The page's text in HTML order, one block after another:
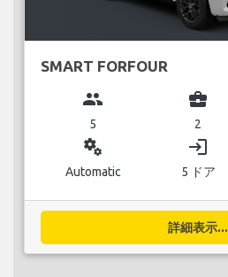
SMART FORFOUR
group
5
business_center
2
miscellaneous_services
Automatic
login
5 ドア
詳細表示...